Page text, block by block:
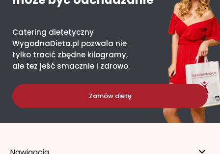
Catering dietetyczny
WygodnaDieta.pl pozwala nie
tylko tracić zbędne kilogramy,
ale też jeść smacznie i zdrowo.
Zamów dietę